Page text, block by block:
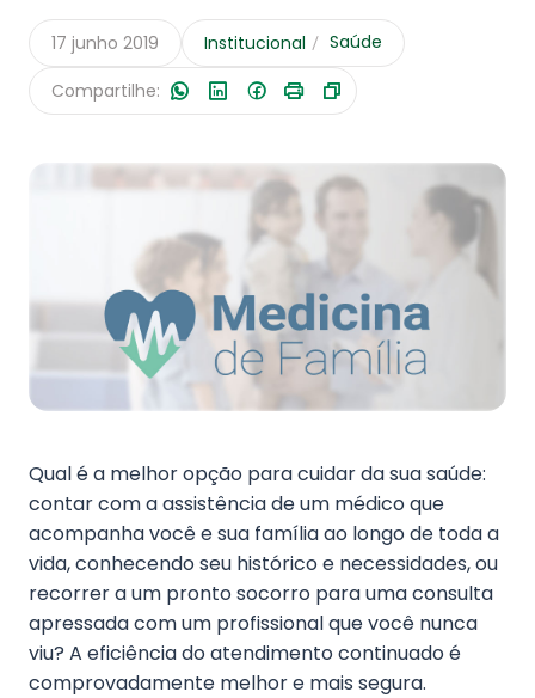
Portal de Serviços
Fale Conosco
17 junho 2019 Institucional Saúde
Compartilhe:
Qual é a melhor opção para cuidar da sua saúde:
contar com a assistência de um médico que
acompanha você e sua família ao longo de toda a
vida, conhecendo seu histórico e necessidades, ou
recorrer a um pronto socorro para uma consulta
apressada com um profissional que você nunca
viu? A eficiência do atendimento continuado é
comprovadamente melhor e mais segura.